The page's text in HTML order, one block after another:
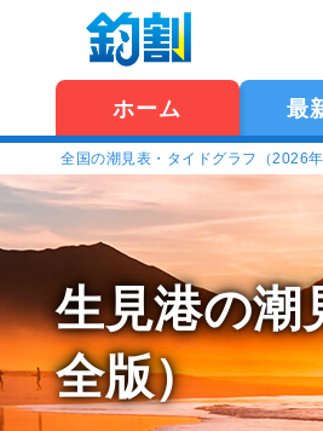
ホーム 最
全国の潮見表・タイドグラフ（2026年
生見港の潮
全版）